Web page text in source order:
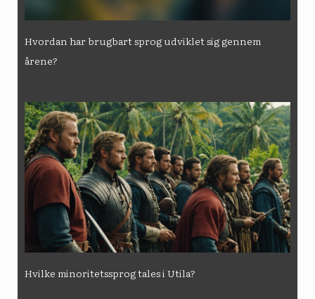
Hvordan har brugbart sprog udviklet sig gennem
årene?
Hvilke minoritetssprog tales i Utila?